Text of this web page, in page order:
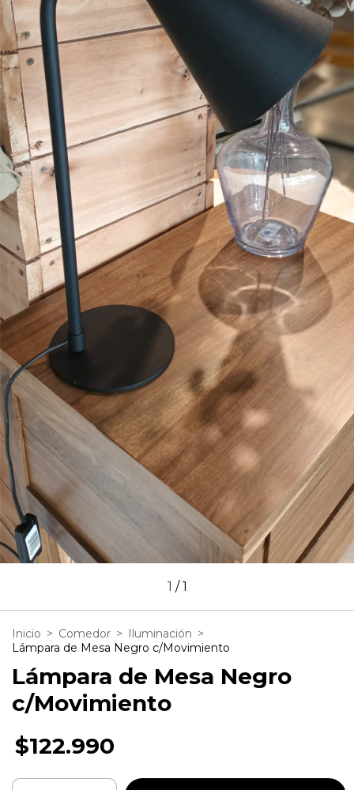
1 /1
Inicio > Comedor > Iluminación >
Lámpara de Mesa Negro c/Movimiento
Lámpara de Mesa Negro
c/Movimiento
$122.990